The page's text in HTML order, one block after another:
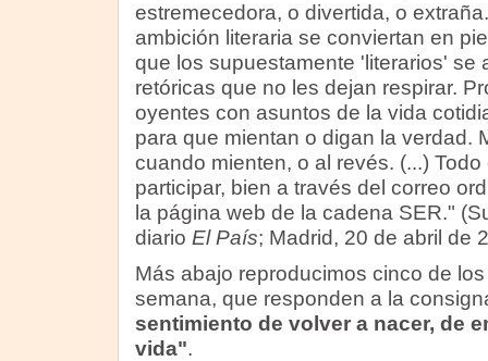
estremecedora, o divertida, o
ambición literaria se conviertan en
que los supuestamente 'literarios' se
retóricas que no les dejan respirar.
oyentes con asuntos de la vida
para que mientan o digan la verdad.
cuando mienten, o al revés. (...)
participar, bien a través del correo
la página web de la cadena SER."
diario El País; Madrid, 20 de abril de
Más abajo reproducimos cinco de
semana, que responden a la
sentimiento de volver a nacer, de
vida".